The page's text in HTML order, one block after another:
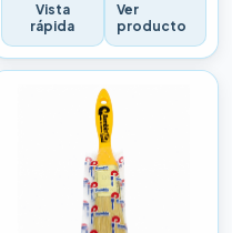
Vista
rápida
Ver
producto